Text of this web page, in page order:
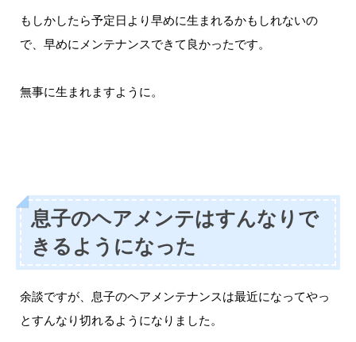
もしかしたら予定日より早めに生まれるかもしれないの
で、早めにメンテナンスできて良かったです。
無事に生まれますように。
息子のヘアメンテはすんなりで
きるようになった
余談ですが、息子のヘアメンテナンスは最近になってやっ
とすんなり切れるようになりました。